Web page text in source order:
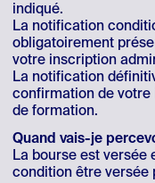
indiqué.
La notification
obligatoirement
votre inscription
La notification
confirmation de
de formation.
Quand vais-je
La bourse est versée
condition être versée